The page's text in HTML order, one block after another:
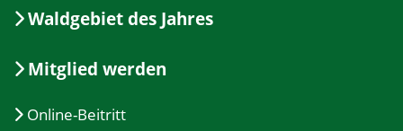
Waldgebiet des Jahres
Mitglied werden
Online-Beitritt